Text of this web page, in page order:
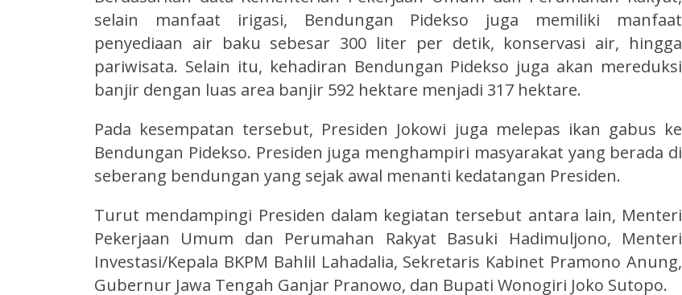
selain manfaat irigasi, Bendungan Pidekso juga memiliki manfaat
penyediaan air baku sebesar 300 liter per detik, konservasi air, hingga
pariwisata. Selain itu, kehadiran Bendungan Pidekso juga akan mereduksi
banjir dengan luas area banjir 592 hektare menjadi 317 hektare.
Pada kesempatan tersebut, Presiden Jokowi juga melepas ikan gabus ke
Bendungan Pidekso. Presiden juga menghampiri masyarakat yang berada di
seberang bendungan yang sejak awal menanti kedatangan Presiden.
Turut mendampingi Presiden dalam kegiatan tersebut antara lain, Menteri
Pekerjaan Umum dan Perumahan Rakyat Basuki Hadimuljono, Menteri
Investasi/Kepala BKPM Bahlil Lahadalia, Sekretaris Kabinet Pramono Anung,
Gubernur Jawa Tengah Ganjar Pranowo, dan Bupati Wonogiri Joko Sutopo.